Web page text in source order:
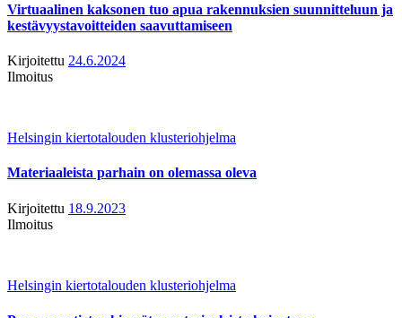
Virtuaalinen kaksonen tuo apua rakennuksien suunnitteluun ja
kestävyystavoitteiden saavuttamiseen
Kirjoitettu 24.6.2024
Ilmoitus
Helsingin kiertotalouden klusteriohjelma
Materiaaleista parhain on olemassa oleva
Kirjoitettu 18.9.2023
Ilmoitus
Helsingin kiertotalouden klusteriohjelma